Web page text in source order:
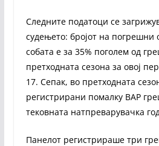
Следните податоци се
судењето: бројот на погрешни
собата е за 35% поголем од
претходната сезона за овој
17. Сепак, во претходната
регистрирани помалку ВАР
тековната натпреварувачка
Панелот регистрираше три